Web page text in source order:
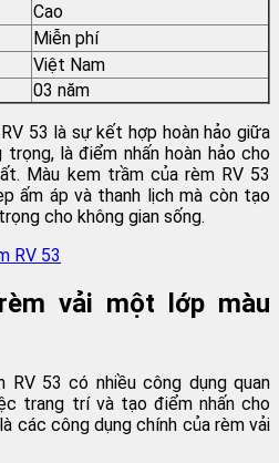
Cao
Miễn phí
Việt Nam
03 năm
53 là sự kết hợp hoàn hảo giữa
là điểm nhấn hoàn hảo cho
Màu kem trầm của rèm RV 53
ấm áp và thanh lịch mà còn tạo
cho không gian sống.
vải một lớp màu
RV 53 có nhiều công dụng quan
trang trí và tạo điểm nhấn cho
các công dụng chính của rèm vải